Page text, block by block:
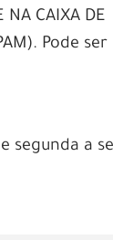
CAIXA DE
Pode
segunda a